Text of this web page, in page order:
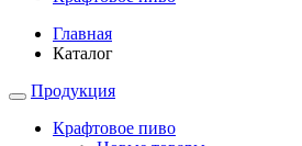
Главная
Каталог
Продукция
Крафтовое пиво